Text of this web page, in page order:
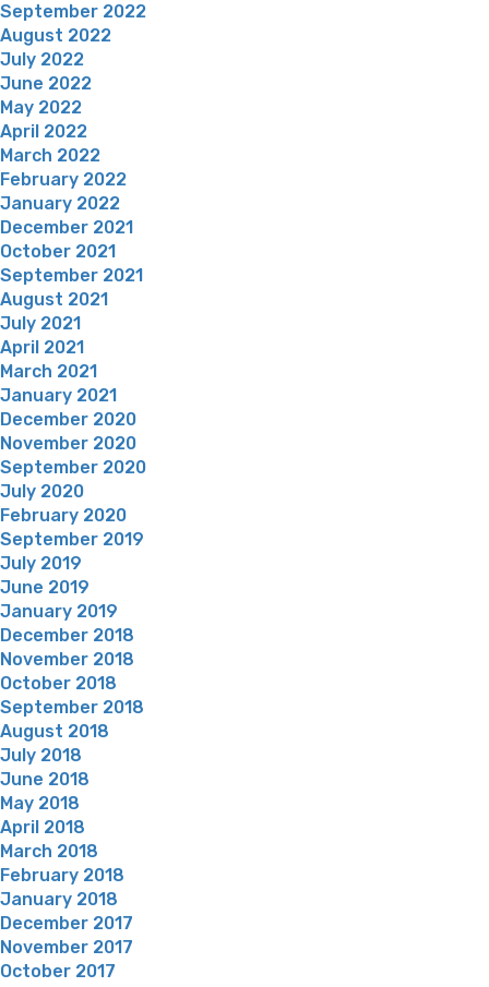
September 2022
August 2022
July 2022
June 2022
May 2022
April 2022
March 2022
February 2022
January 2022
December 2021
October 2021
September 2021
August 2021
July 2021
April 2021
March 2021
January 2021
December 2020
November 2020
September 2020
July 2020
February 2020
September 2019
July 2019
June 2019
January 2019
December 2018
November 2018
October 2018
September 2018
August 2018
July 2018
June 2018
May 2018
April 2018
March 2018
February 2018
January 2018
December 2017
November 2017
October 2017